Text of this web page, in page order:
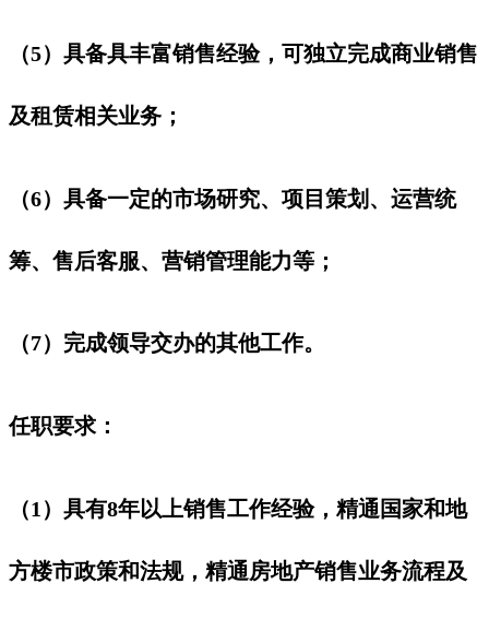
（5）具备具丰富销售经验，可独立完成商业销售
及租赁相关业务；
（6）具备一定的市场研究、项目策划、运营统
筹、售后客服、营销管理能力等；
（7）完成领导交办的其他工作。
任职要求：
（1）具有8年以上销售工作经验，精通国家和地
方楼市政策和法规，精通房地产销售业务流程及